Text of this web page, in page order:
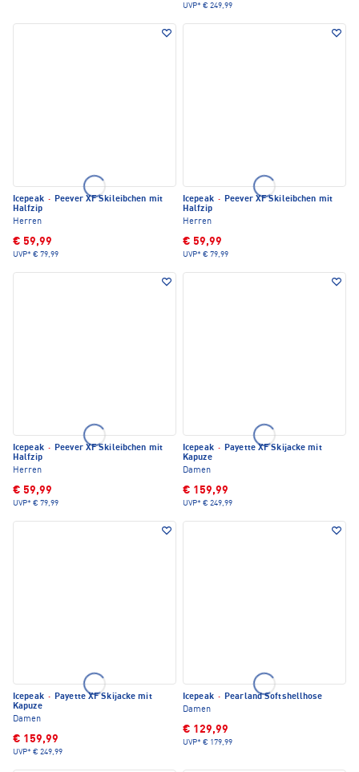
UVP* € 249,99
Icepeak · Peever XF Skileibchen mit
Halfzip
Herren
€ 59,99
UVP* € 79,99
Icepeak · Peever XF Skileibchen mit
Halfzip
Herren
€ 59,99
UVP* € 79,99
Icepeak · Peever XF Skileibchen mit
Halfzip
Herren
€ 59,99
UVP* € 79,99
Icepeak · Payette XF Skijacke mit
Kapuze
Damen
€ 159,99
UVP* € 249,99
Icepeak · Payette XF Skijacke mit
Kapuze
Damen
€ 159,99
UVP* € 249,99
Icepeak · Pearland Softshellhose
Damen
€ 129,99
UVP* € 179,99